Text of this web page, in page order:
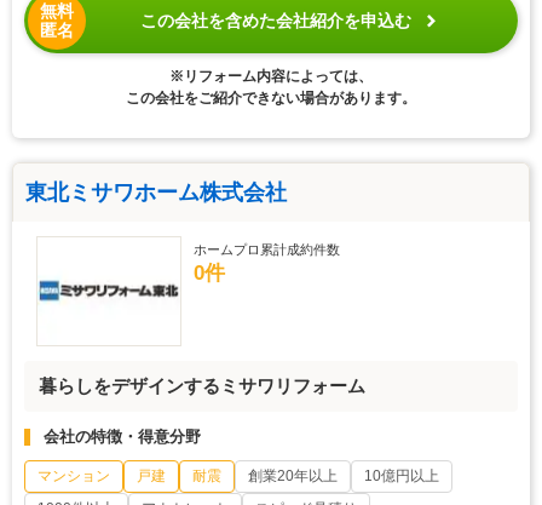
無料
匿名
この会社を含めた会社紹介を申込む
※リフォーム内容によっては、
この会社をご紹介できない場合があります。
東北ミサワホーム株式会社
ホームプロ累計成約件数
0件
暮らしをデザインするミサワリフォーム
会社の特徴・得意分野
マンション 戸建 耐震 創業20年以上
10億円以上